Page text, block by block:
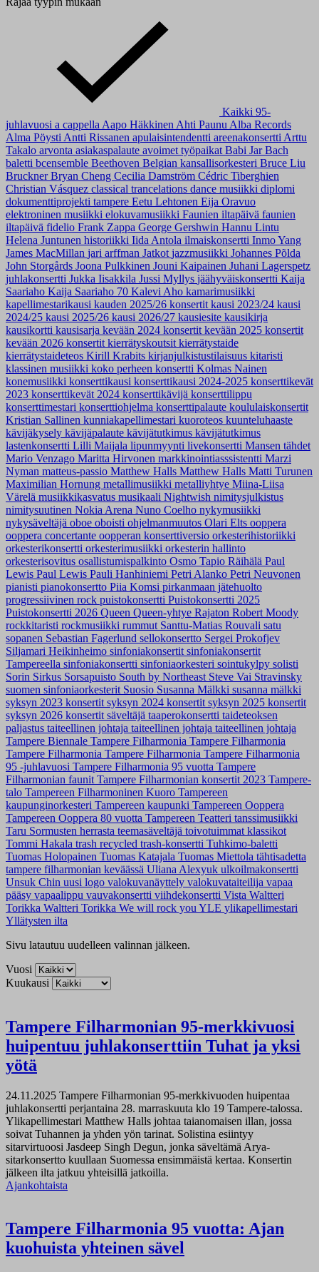
Kaikki 95-
juhlavuosi a cappella Aapo Häkkinen Ahti Paunu Alba Records
Alma Pöysti Antti Rissanen apulaisintendentti areenakonsertti Arttu
Takalo arvonta asiakaspalaute avoimet työpaikat Babi JarBach
baletti bcensemble Beethoven Belgian kansallisorkesteri Bruce Liu
BrucknerBryan Cheng Cecilia Damström Cédric Tiberghien
Christian Vásquez classical trancelations dance musiikki diplomi
dokumenttiprojekti tampere Eetu Lehtonen Eija Oravuo
elektroninen musiikki elokuvamusiikki Faunien iltapäivä faunien
iltapäivä fidelio Frank Zappa George Gershwin Hannu Lintu
Helena Juntunen historiikki Iida Antola ilmaiskonsertti Inmo Yang
James MacMillan jari arffman Jatkot jazzmusiikki Johannes Põlda
John Storgårds Joona Pulkkinen Jouni Kaipainen Juhani Lagerspetz
juhlakonsertti Jukka Iisakkila Jussi Myllys jäähyväiskonsertti Kaija
Saariaho Kaija Saariaho 70 Kalevi Aho kamarimusiikki
kapellimestarikausi kauden 2025/26 konsertit kausi 2023/24 kausi
2024/25 kausi 2025/26 kausi 2026/27 kausiesite kausikirja
kausikortti kausisarja kevään 2024 konsertit kevään 2025 konsertit
kevään 2026 konsertit kierrätyskoutsit kierrätystaide
kierrätystaideteos Kirill Krabits kirjanjulkistustilaisuus kitaristi
klassinen musiikki koko perheen konsertti Kolmas Nainen
konemusiikki konserttikausi konserttikausi 2024-2025 konserttikevät
2023 konserttikevät 2024 konserttikävijä konserttilippu
konserttimestari konserttiohjelma konserttipalaute koululaiskonsertit
Kristian Sallinen kunniakapellimestari kuoroteos kuunteluhaaste
kävijäkysely kävijäpalaute kävijätutkimus kävijätutkimus
lastenkonsertti Lilli Maijala lipunmyynti livekonsertti Mansen tähdet
Mario Venzago Maritta Hirvonen markkinointiasssistentti Marzi
Nyman matteus-passio Matthew Halls Matthew Halls Matti Turunen
Maximilian Hornung metallimusiikki metalliyhtye Miina-Liisa
Värelä musiikkikasvatus musikaali Nightwish nimitysjulkistus
nimitysuutinen Nokia Arena Nuno Coelho nykymusiikki
nykysäveltäjä oboe oboisti ohjelmanmuutos Olari Elts ooppera
ooppera concertante oopperan konserttiversio orkesterihistoriikki
orkesterikonsertti orkesterimusiikki orkesterin hallinto
orkesterisovitus osallistumispalkinto Osmo Tapio Räihälä Paul
Lewis Paul Lewis Pauli Hanhiniemi Petri Alanko Petri Neuvonen
pianisti pianokonsertto Piia Komsi pirkanmaan jätehuolto
progressiivinen rock puistokonsertti Puistokonsertti 2025
Puistokonsertti 2026 Queen Queen-yhtye Rajaton Robert Moody
rockkitaristi rockmusiikki rummut Santtu-Matias Rouvali satu
sopanen Sebastian Fagerlund sellokonsertto Sergei Prokofjev
Siljamari Heikinheimo sinfoniakonsertit sinfoniakonsertit
Tampereella sinfoniakonsertti sinfoniaorkesteri sointukylpy solisti
Sorin Sirkus Sorsapuisto South by Northeast Steve Vai Stravinsky
suomen sinfoniaorkesterit Suosio Susanna Mälkki susanna mälkki
syksyn 2023 konsertit syksyn 2024 konsertit syksyn 2025 konsertit
syksyn 2026 konsertit säveltäjä taaperokonsertti taideteoksen
paljastus taiteellinen johtaja taiteellinen johtaja taiteellinen johtaja
Tampere Biennale Tampere Filharmonia Tampere Filharmonia
Tampere Filharmonia Tampere Filharmonia Tampere Filharmonia
95 -juhlavuosi Tampere Filharmonia 95 vuotta Tampere
Filharmonian faunit Tampere Filharmonian konsertit 2023 Tampere-
talo Tampereen Filharmoninen Kuoro Tampereen
kaupunginorkesteri Tampereen kaupunki Tampereen Ooppera
Tampereen Ooppera 80 vuotta Tampereen Teatteri tanssimusiikki
Taru Sormusten herrasta teemasäveltäjä toivotuimmat klassikot
Tommi Hakala trash recycled trash-konsertti Tuhkimo-baletti
Tuomas Holopainen Tuomas Katajala Tuomas Miettola tähtisadetta
tampere filharmonian keväässä Uliana Alexyuk ulkoilmakonsertti
Unsuk Chin uusi logo valokuvanäyttely valokuvataiteilija vapaa
pääsy vapaalippu vauvakonsertti viihdekonsertti Vista Waltteri
Torikka Waltteri Torikka We will rock you YLE ylikapellimestari
Yllätysten ilta
Sivu latautuu uudelleen valinnan jälkeen.
Vuosi
Kuukausi
Tampere Filharmonian 95-merkkivuosi
huipentuu juhlakonserttiin Tuhat ja yksi
yötä
24.11.2025 Tampere Filharmonian 95-merkkivuoden huipentaa
juhlakonsertti perjantaina 28. marraskuuta klo 19 Tampere-talossa.
Ylikapellimestari Matthew Halls johtaa taianomaisen illan, jossa
soivat Tuhannen ja yhden yön tarinat. Solistina esiintyy
sitarvirtuoosi Jasdeep Singh Degun, jonka säveltämä Arya-
sitarkonsertto kuullaan Suomessa ensimmäistä kertaa. Konsertin
jälkeen ilta jatkuu yhteisillä jatkoilla.
Ajankohtaista
Tampere Filharmonia 95 vuotta: Ajan
kuohuista yhteinen sävel